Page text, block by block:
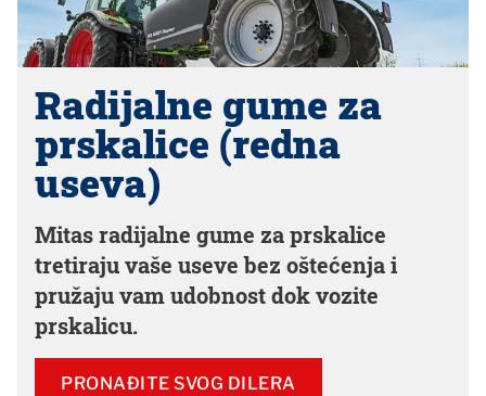
Radijalne gume za
prskalice (redna
useva)
Mitas radijalne gume za prskalice
tretiraju vaše useve bez oštećenja i
pružaju vam udobnost dok vozite
prskalicu.
PRONAĐITE SVOG DILERA